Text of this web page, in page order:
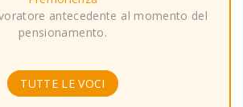
antecedente al momento del
pensionamento.
TUTTE LE VOCI